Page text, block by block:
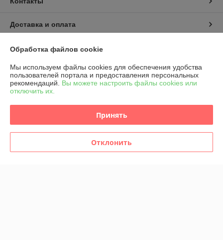
Доставка и оплата
График работы
Полная версия сайта
Политика обработки cookies
Сайт создан на платформе Deal.by
Обработка файлов cookie
Мы используем файлы cookies для обеспечения удобства
пользователей портала и предоставления персональных
рекомендаций. Вы можете настроить файлы cookies или
отключить их.
Принять
Отклонить